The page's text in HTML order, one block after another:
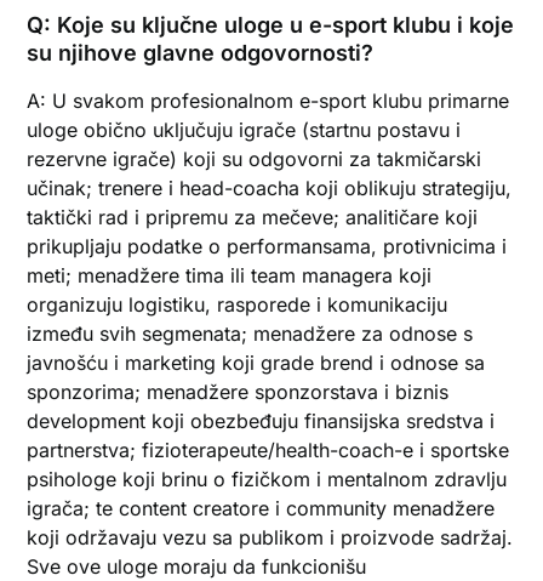
Q: Koje su ključne uloge u e-sport klubu i koje
su njihove glavne odgovornosti?
A: U svakom profesionalnom e-sport klubu primarne
uloge obično uključuju igrače (startnu postavu i
rezervne igrače) koji su odgovorni za takmičarski
učinak; trenere i head-coacha koji oblikuju strategiju,
taktički rad i pripremu za mečeve; analitičare koji
prikupljaju podatke o performansama, protivnicima i
meti; menadžere tima ili team managera koji
organizuju logistiku, rasporede i komunikaciju
između svih segmenata; menadžere za odnose s
javnošću i marketing koji grade brend i odnose sa
sponzorima; menadžere sponzorstava i biznis
development koji obezbeđuju finansijska sredstva i
partnerstva; fizioterapeute/health-coach-e i sportske
psihologe koji brinu o fizičkom i mentalnom zdravlju
igrača; te content creatore i community menadžere
koji održavaju vezu sa publikom i proizvode sadržaj.
Sve ove uloge moraju da funkcionišu